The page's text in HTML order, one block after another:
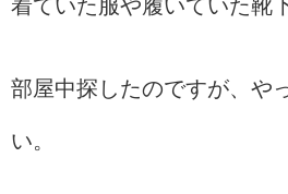
着ていた服や履いていた靴
部屋中探したのですが、や
い。